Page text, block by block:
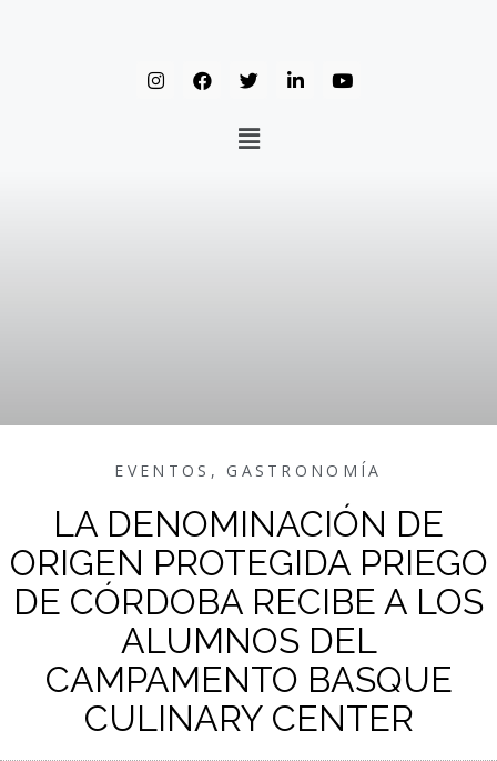
EVENTOS , GASTRONOMÍA
LA DENOMINACIÓN DE
ORIGEN PROTEGIDA PRIEGO
DE CÓRDOBA RECIBE A LOS
ALUMNOS DEL
CAMPAMENTO BASQUE
CULINARY CENTER